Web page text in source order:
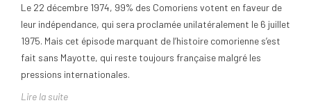
Le 22 décembre 1974, 99% des Comoriens votent en faveur de
leur indépendance, qui sera proclamée unilatéralement le 6 juillet
1975. Mais cet épisode marquant de l’histoire comorienne s’est
fait sans Mayotte, qui reste toujours française malgré les
pressions internationales.
Lire la suite